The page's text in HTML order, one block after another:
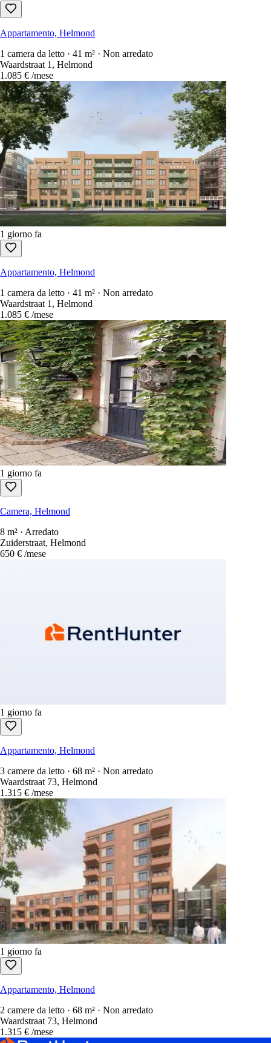
Appartamento, Helmond
1 camera da letto · 41 m² · Non arredato
Waardstraat 1, Helmond
1.085 € /mese
1 giorno fa
Appartamento, Helmond
1 camera da letto · 41 m² · Non arredato
Waardstraat 1, Helmond
1.085 € /mese
1 giorno fa
Camera, Helmond
8 m² · Arredato
Zuiderstraat, Helmond
650 € /mese
1 giorno fa
Appartamento, Helmond
3 camere da letto · 68 m² · Non arredato
Waardstraat 73, Helmond
1.315 € /mese
1 giorno fa
Appartamento, Helmond
2 camere da letto · 68 m² · Non arredato
Waardstraat 73, Helmond
1.315 € /mese